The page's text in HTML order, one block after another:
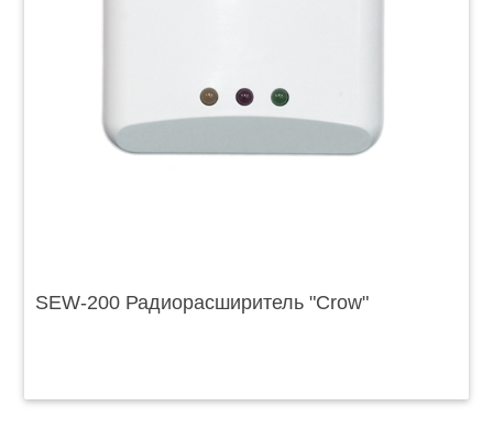
SЕW-200 Радиорасширитель "Crow"